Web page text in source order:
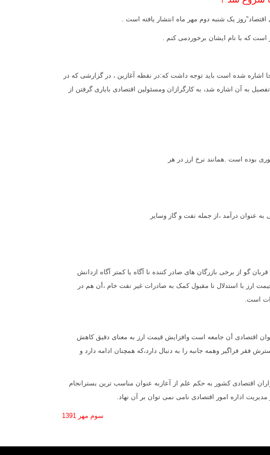
یک شنبه دوم مهر ماه انتشار یافته است .
است که با نام ایشان برخوردمی کنم .
اشاره شده است باید توجه داشت که:در نقطه آغازین ، در گزارشی که در
به آن اشاره شد، به کارگرازان ومسئولین اقتصادی بایاری گرفتن از
گو از برخى بازرگان هاى صادر کننده نا آگاه یا کمتر آگاه ازدانش
ارز با استدلال نا مقبول کمک به صادرات غیر نفت خام ،أن هم در
است.
اقتصادى أن جامعه است وافزایش قیمت ارز به معناى دقیق کاهش
فراگیر وهمه جانبه را به دنبال دارد،که همچنان ادامه دارد و
اقتصادی کشور به حکم علم از آعازبه عنوان مناسب ترین بسترانجام
اداره امور اقتصادی نامی نمی توان بر آن نهاد.
سوم مهر 1391